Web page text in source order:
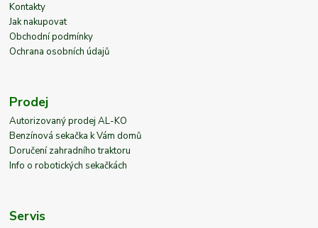
Kontakty
Jak nakupovat
Obchodní podmínky
Ochrana osobních údajů
Prodej
Autorizovaný prodej AL-KO
Benzínová sekačka k Vám domů
Doručení zahradního traktoru
Info o robotických sekačkách
Servis